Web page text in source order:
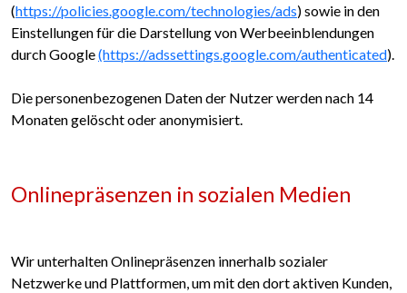
(https://policies.google.com/technologies/ads) sowie in den
Einstellungen für die Darstellung von Werbeeinblendungen
durch Google(https://adssettings.google.com/authenticated).
Die personenbezogenen Daten der Nutzer werden nach 14
Monaten gelöscht oder anonymisiert.
Onlinepräsenzen in sozialen Medien
Wir unterhalten Onlinepräsenzen innerhalb sozialer
Netzwerke und Plattformen, um mit den dort aktiven Kunden,